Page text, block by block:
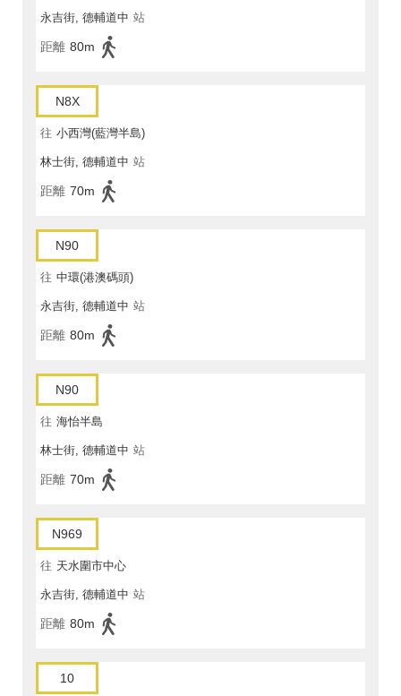
永吉街, 德輔道中 站
距離 80m
N8X
往 小西灣(藍灣半島)
林士街, 德輔道中 站
距離 70m
N90
往 中環(港澳碼頭)
永吉街, 德輔道中 站
距離 80m
N90
往 海怡半島
林士街, 德輔道中 站
距離 70m
N969
往 天水圍市中心
永吉街, 德輔道中 站
距離 80m
10